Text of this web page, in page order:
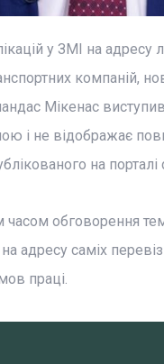
у ЗМІ на
компаній,
Мікенас
і не відображає
на порталі
обговорення
адресу саміх
праці.